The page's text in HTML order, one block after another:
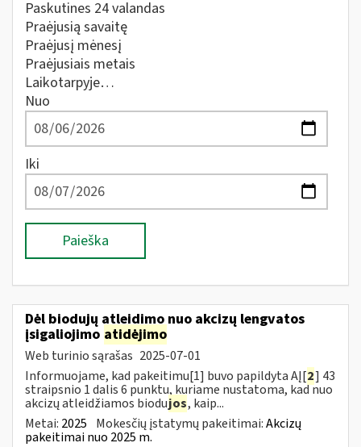
Paskutines 24 valandas
Praėjusią savaitę
Praėjusį mėnesį
Praėjusiais metais
Laikotarpyje…
Nuo
Iki
Paieška
Dėl biodujų atleidimo nuo akcizų lengvatos
įsigaliojimo atidėjimo
Web turinio sąrašas 2025-07-01
Informuojame, kad pakeitimu[1] buvo papildyta AĮ[2] 43
straipsnio 1 dalis 6 punktu, kuriame nustatoma, kad nuo
akcizų atleidžiamos biodujos, kaip...
Metai: 2025 Mokesčių įstatymų pakeitimai:Akcizų
pakeitimai nuo 2025 m.